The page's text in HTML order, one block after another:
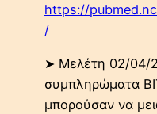
https://
/
➤ Μελέτη 02/04/
συμπληρώματα
μπορούσαν να